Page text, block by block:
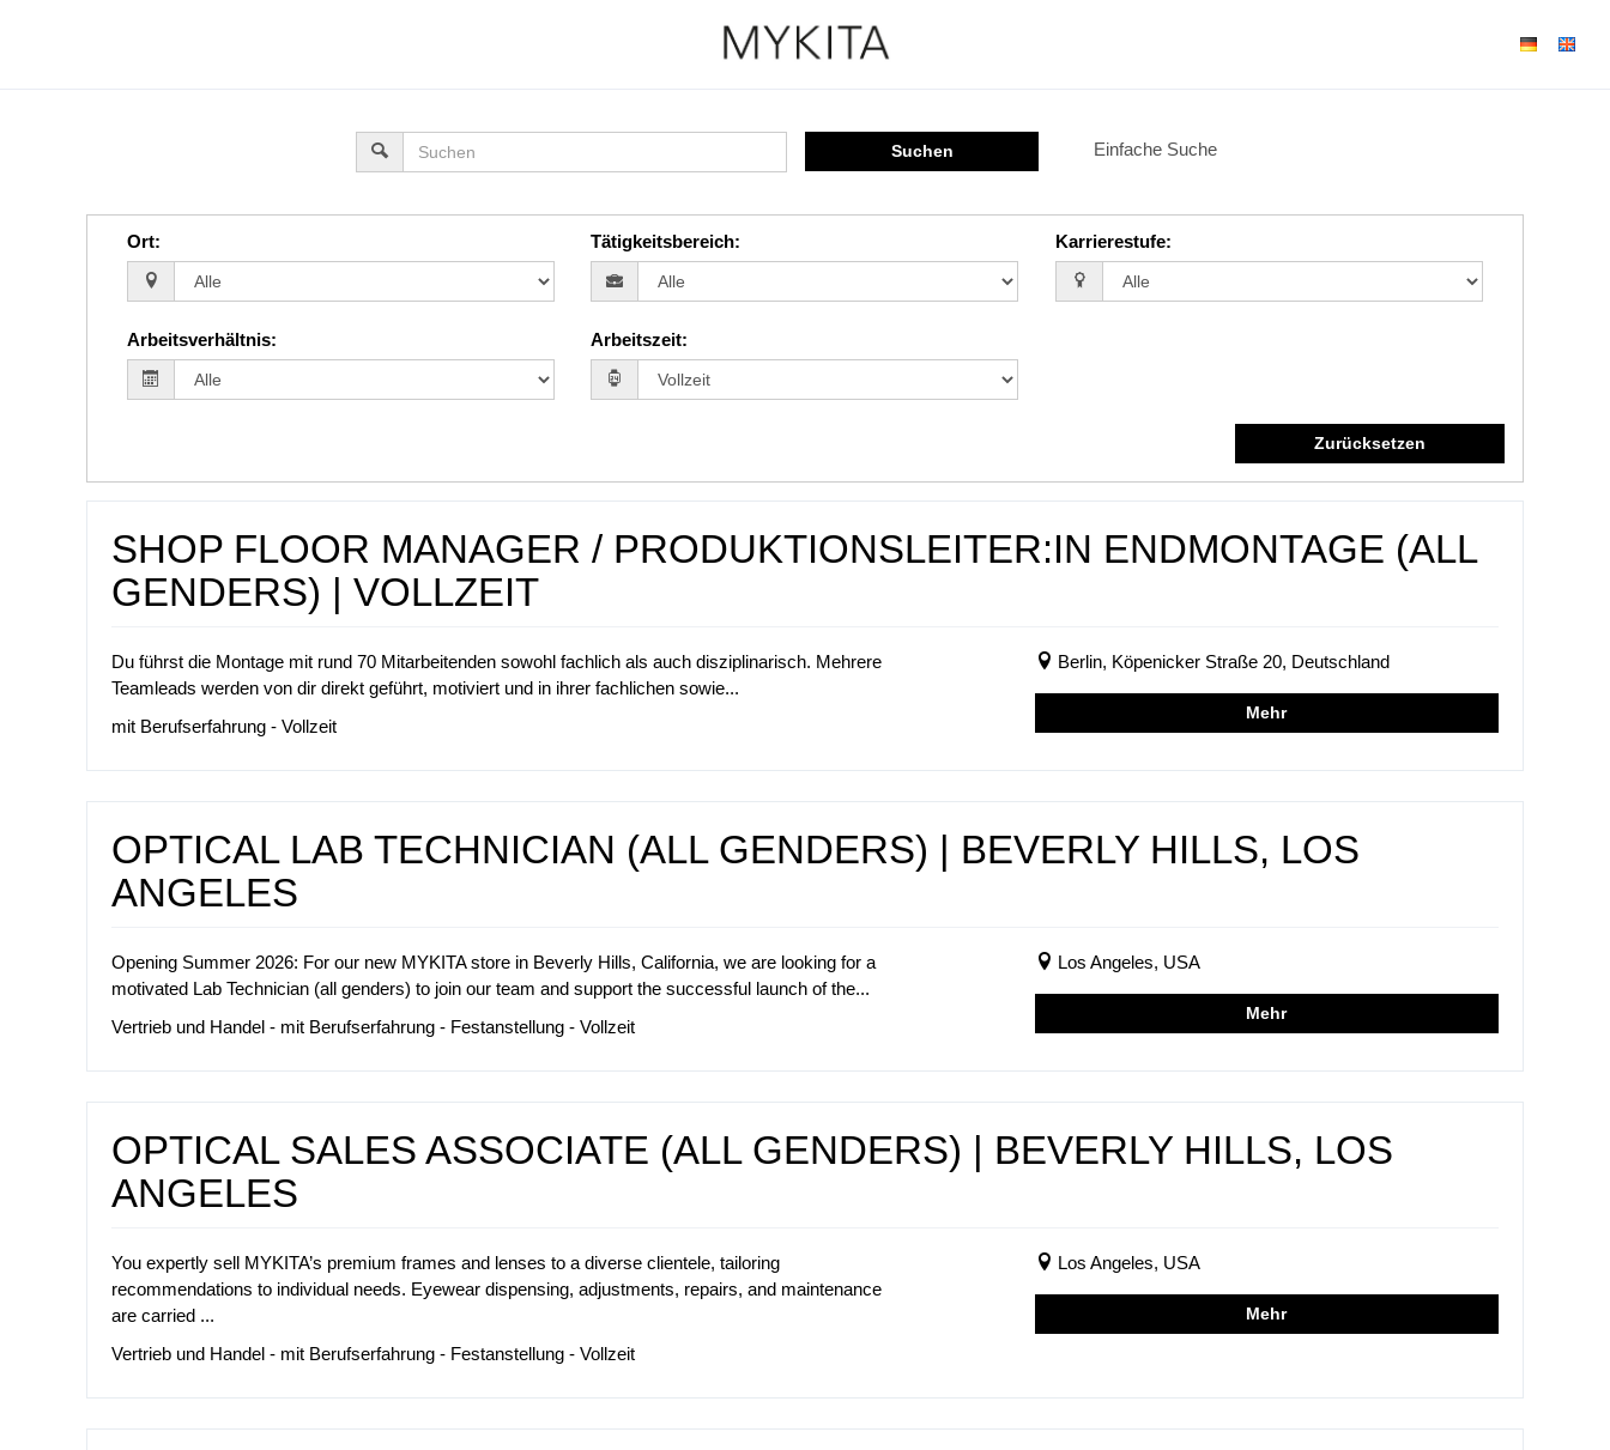
Suchen Einfache Suche
Ort: Tätigkeitsbereich: Karrierestufe:
Arbeitsverhältnis: Arbeitszeit:
Zurücksetzen
SHOP FLOOR MANAGER / PRODUKTIONSLEITER:IN ENDMONTAGE (ALL
GENDERS) | VOLLZEIT
Du führst die Montage mit rund 70 Mitarbeitenden sowohl fachlich als auch disziplinarisch. Mehrere
Teamleads werden von dir direkt geführt, motiviert und in ihrer fachlichen sowie...
mit Berufserfahrung - Vollzeit
Berlin, Köpenicker Straße 20, Deutschland
Mehr
OPTICAL LAB TECHNICIAN (ALL GENDERS) | BEVERLY HILLS, LOS
ANGELES
Opening Summer 2026: For our new MYKITA store in Beverly Hills, California, we are looking for a
motivated Lab Technician (all genders) to join our team and support the successful launch of the...
Vertrieb und Handel - mit Berufserfahrung - Festanstellung - Vollzeit
Los Angeles, USA
Mehr
OPTICAL SALES ASSOCIATE (ALL GENDERS) | BEVERLY HILLS, LOS
ANGELES
You expertly sell MYKITA’s premium frames and lenses to a diverse clientele, tailoring
recommendations to individual needs. Eyewear dispensing, adjustments, repairs, and maintenance
are carried ...
Vertrieb und Handel - mit Berufserfahrung - Festanstellung - Vollzeit
Los Angeles, USA
Mehr